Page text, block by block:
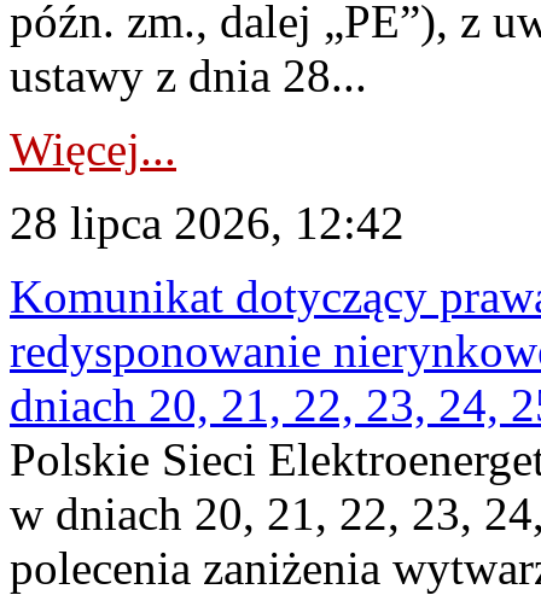
późn. zm., dalej „PE”), z
ustawy z dnia 28...
Więcej...
28 lipca 2026, 12:42
Komunikat dotyczący
redysponowanie
dniach 20, 21, 22, 23, 24,
Polskie Sieci
w dniach 20, 21, 22, 23,
polecenia zaniżenia